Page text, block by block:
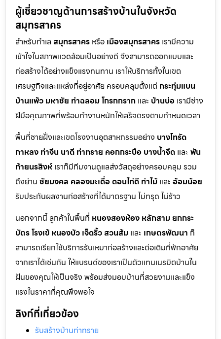
ผู้เชี่ยวชาญด้านการสร้างบ้านในจังหวัด
สมุทรสาคร
สำหรับทำเล สมุทรสาคร หรือ เมืองสมุทรสาคร เรามีความ
เข้าใจในสภาพแวดล้อมเป็นอย่างดี จึงสามารถออกแบบและ
ก่อสร้างได้อย่างแข็งแรงทนทาน เราให้บริการทั้งในเขต
เศรษฐกิจและแหล่งที่อยู่อาศัย ครอบคลุมตั้งแต่ กระทุ่มแบน
บ้านแพ้ว มหาชัย ท่าฉลอมโกรกกราก และ บ้านบ่อ เรามีช่าง
ฝีมือคุณภาพที่พร้อมทำงานหนักให้เสร็จตรงตามกำหนดเวลา
พื้นที่ชายฝั่งและเขตโรงงานอุตสาหกรรมอย่าง บางโทรัด
กาหลง ท่าจีน นาดี ท่าทราย คอกกระบือ บางน้ำจืด และ พัน
ท้ายนรสิงห์ เราก็มีทีมงานดูแลส่งวัสดุอย่างครอบคลุม รวม
ถึงย่าน ชัยมงคล คลองมะเดื่อ ดอนไก่ดี ท่าไม้ และ อ้อมน้อย
รับประกันผลงานก่อสร้างที่ได้มาตรฐาน ไม่ทรุด ไม่ร้าว
นอกจากนี้ ลูกค้าในพื้นที่ หนองสองห้อง หลักสามยกกระ
บัตรโรงเข้ หนองบัว เจ็ดริ้วสวนส้ม และ เกษตรพัฒนา ก็
สามารถเรียกใช้บริการรับเหมาก่อสร้างและต่อเติมที่พักอาศัย
จากเราได้เช่นกัน ให้แบรนด์ของเราเป็นตัวแทนเนรมิตบ้านใน
ฝันของคุณให้เป็นจริง พร้อมส่งมอบบ้านที่สวยงามและแข็ง
แรงในราคาที่คุณพึงพอใจ
ลิงก์ที่เกี่ยวข้อง
รับสร้างบ้านท่าทราย